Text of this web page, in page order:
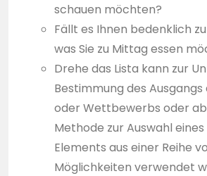
schauen möchten?
Fällt es Ihnen bedenklich
was Sie zu Mittag essen
Drehe das Lista kann zur
Bestimmung des Ausgangs
oder Wettbewerbs oder
Methode zur Auswahl
Elements aus einer Reihe
Möglichkeiten verwendet